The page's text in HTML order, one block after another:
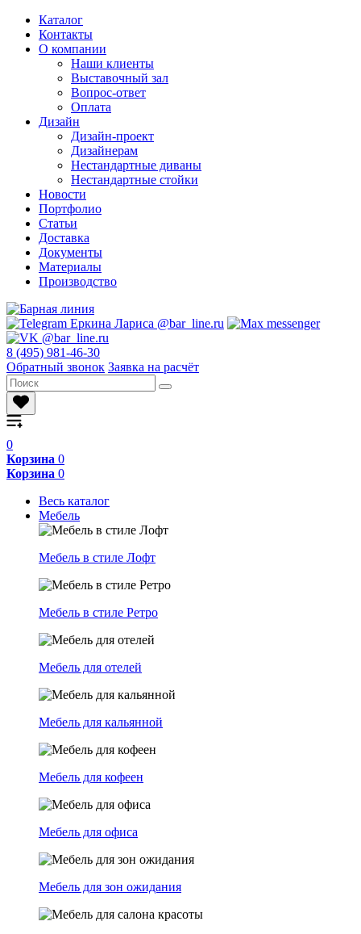
Каталог
Контакты
О компании
Наши клиенты
Выставочный зал
Вопрос-ответ
Оплата
Дизайн
Дизайн-проект
Дизайнерам
Нестандартные диваны
Нестандартные стойки
Новости
Портфолио
Статьи
Доставка
Документы
Материалы
Производство
8 (495) 981-46-30
Обратный звонок Заявка на расчёт
0
Корзина 0
Корзина 0
Весь каталог
Мебель
Мебель в стиле Лофт
Мебель в стиле Ретро
Мебель для отелей
Мебель для кальянной
Мебель для кофеен
Мебель для офиса
Мебель для зон ожидания